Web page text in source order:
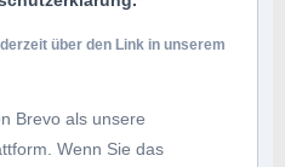
über den Link in unserem
Brevo als unsere
Wenn Sie das